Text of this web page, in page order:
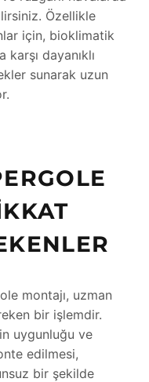
Özellikle
için, bioklimatik
dayanıklı
sunarak uzun
montajı, uzman
bir işlemdir.
uygunluğu ve
edilmesi,
bir şekilde